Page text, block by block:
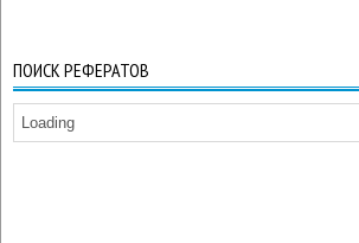
ПОИСК РЕФЕРАТОВ
Loading